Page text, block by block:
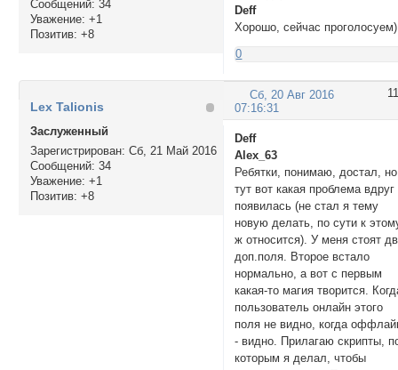
Сообщений: 34
Уважение: +1
Позитив: +8
Deff
Хорошо, сейчас проголосуем)
0
11
Сб, 20 Авг 2016
07:16:31
Lex Talionis
Заслуженный
Зарегистрирован: Сб, 21 Май 2016
Сообщений: 34
Уважение: +1
Позитив: +8
Deff
Alex_63
Ребятки, понимаю, достал, но
тут вот какая проблема вдруг
появилась (не стал я тему
новую делать, по сути к
ж относится). У меня стоят
доп.поля. Второе встало
нормально, а вот с первым
какая-то магия творится.
пользователь онлайн этого
поля не видно, когда
- видно. Прилагаю скрипты,
которым я делал, чтобы